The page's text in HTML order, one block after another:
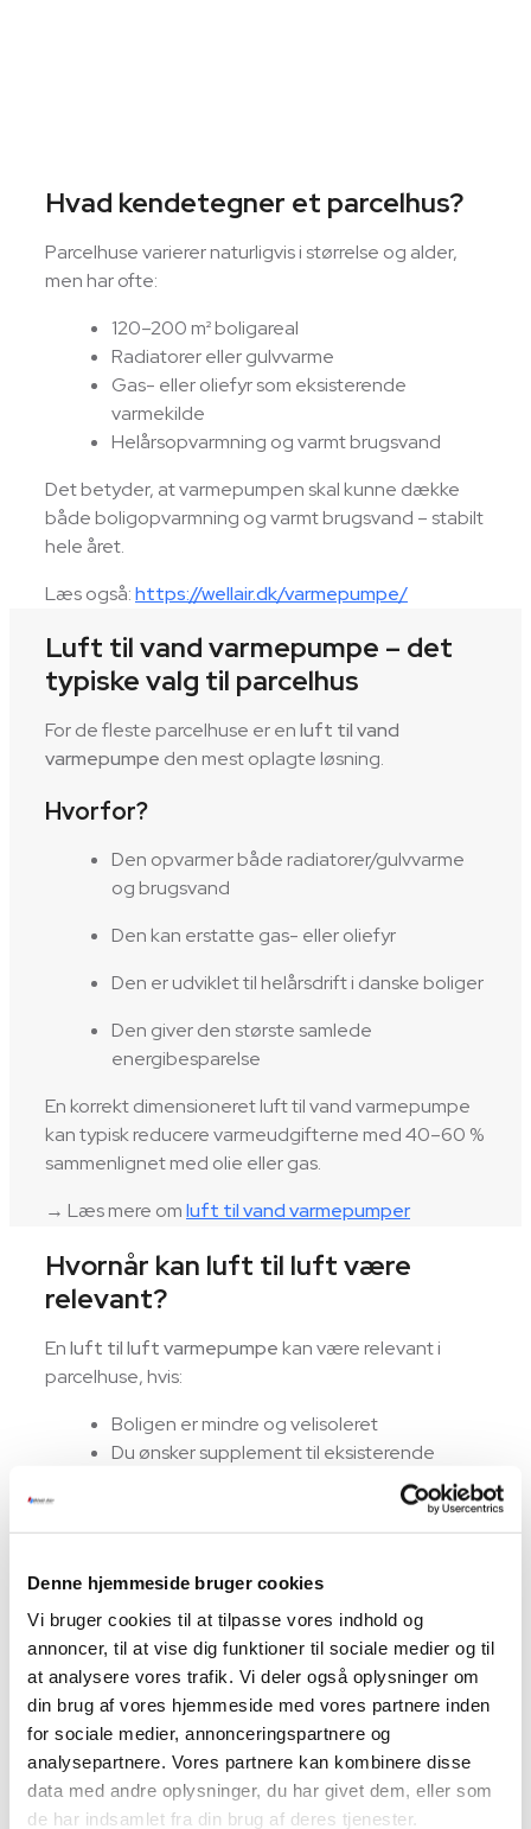
Denne hjemmeside bruger cookies
Vi bruger cookies til at tilpasse vores indhold og
annoncer, til at vise dig funktioner til sociale medier og til
at analysere vores trafik. Vi deler også oplysninger om
din brug af vores hjemmeside med vores partnere inden
for sociale medier, annonceringspartnere og
analysepartnere. Vores partnere kan kombinere disse
data med andre oplysninger, du har givet dem, eller som
de har indsamlet fra din brug af deres tjenester.
Hvad kendetegner et parcelhus?
Parcelhuse varierer naturligvis i størrelse og alder,
men har ofte:
120–200 m² boligareal
Radiatorer eller gulvvarme
Gas- eller oliefyr som eksisterende
varmekilde
Helårsopvarmning og varmt brugsvand
Det betyder, at varmepumpen skal kunne dække
både boligopvarmning og varmt brugsvand – stabilt
hele året.
Læs også:https://wellair.dk/varmepumpe/
Luft til vand varmepumpe – det
typiske valg til parcelhus
For de fleste parcelhuse er enluft til vand
varmepumpe den mest oplagte løsning.
Hvorfor?
Den opvarmer både radiatorer/gulvvarme
og brugsvand
Den kan erstatte gas- eller oliefyr
Den er udviklet til helårsdrift i danske boliger
Den giver den største samlede
energibesparelse
En korrekt dimensioneret luft til vand varmepumpe
kan typisk reducere varmeudgifterne med 40–60 %
sammenlignet med olie eller gas.
→ Læs mere omluft til vand varmepumper
Hvornår kan luft til luft være
relevant?
Enluft til luft varmepumpekan være relevant i
parcelhuse, hvis:
Boligen er mindre og velisoleret
Du ønsker supplement til eksisterende
sommeren
Den dækker dog ikke opvarmning af brugsvand og
er derfor sjældent den eneste løsning i et klassisk
parcelhus.
→ Læs mere om luft til luft varmepumper
Hvad afgør, hvilken model der er
bedst?